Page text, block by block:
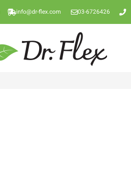
03-6726426
info@dr-flex.com